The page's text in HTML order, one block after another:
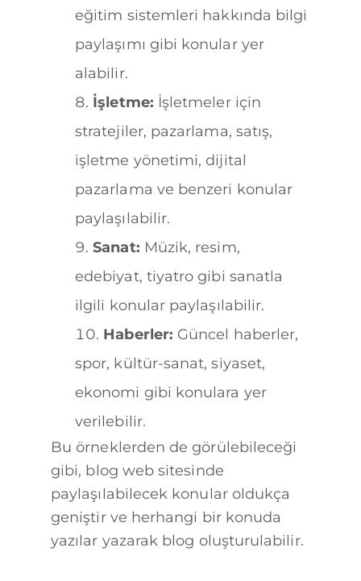
eğitim sistemleri hakkında bilgi
paylaşımı gibi konular yer
alabilir.
İşletme: İşletmeler için
stratejiler, pazarlama, satış,
işletme yönetimi, dijital
pazarlama ve benzeri konular
paylaşılabilir.
Sanat: Müzik, resim,
edebiyat, tiyatro gibi sanatla
ilgili konular paylaşılabilir.
Haberler: Güncel haberler,
spor, kültür-sanat, siyaset,
ekonomi gibi konulara yer
verilebilir.
Bu örneklerden de görülebileceği
gibi, blog web sitesinde
paylaşılabilecek konular oldukça
geniştir ve herhangi bir konuda
yazılar yazarak blog oluşturulabilir.